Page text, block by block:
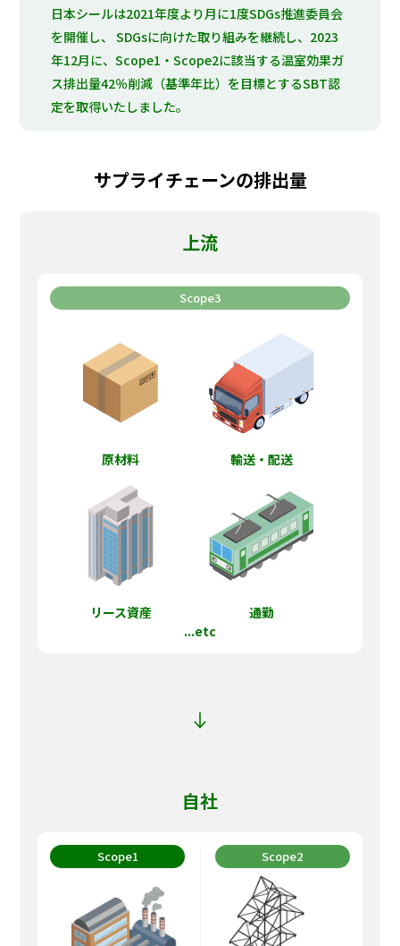
日本シールは2021年度より月に1度SDGs推進委員会
を開催し、 SDGsに向けた取り組みを継続し、2023
年12月に、Scope1・Scope2に該当する温室効果ガ
ス排出量42％削減（基準年比）を目標とするSBT認
定を取得いたしました。
サプライチェーンの排出量
上流
Scope3
原材料 輸送・配送
リース資産
通勤
...etc
自社
Scope1 Scope2